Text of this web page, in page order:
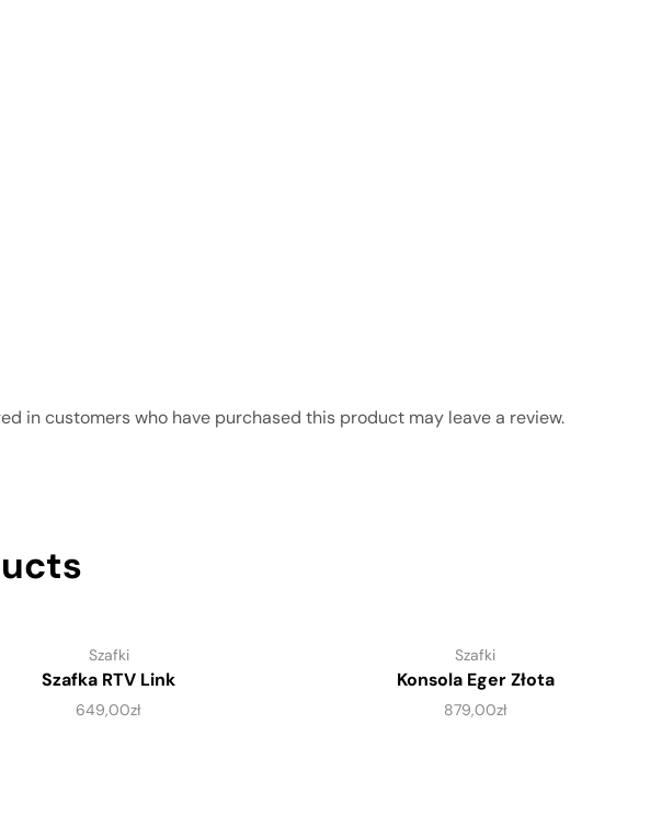
in customers who have purchased this product may leave a review.
Szafki
Szafka RTV Link
649,00zł
Szafki
Konsola Eger Złota
879,00zł